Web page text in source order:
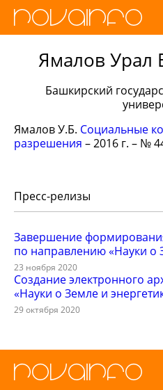
Ямалов Урал
Башкирский
Ямалов У.Б. Социальные
разрешения – 2016 г. – №
Пресс-релизы
Завершение
по направлению «Науки о
23 ноября 2020
Создание электронного
«Науки о Земле и
29 октября 2020